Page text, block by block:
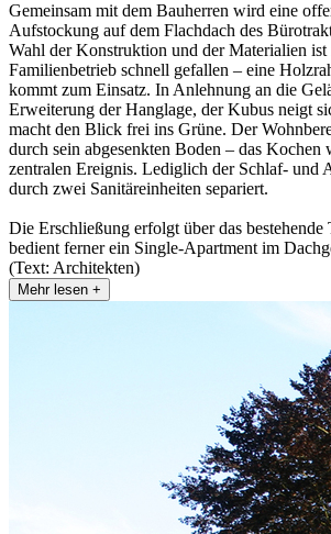
Gemeinsam mit dem Bauherren wird eine
Aufstockung auf dem Flachdach des
Wahl der Konstruktion und der Materialien
Familienbetrieb schnell gefallen – eine
kommt zum Einsatz. In Anlehnung an die
Erweiterung der Hanglage, der Kubus neigt
macht den Blick frei ins Grüne. Der
durch sein abgesenkten Boden – das Kochen
zentralen Ereignis. Lediglich der Schlaf- und
durch zwei Sanitäreinheiten separiert.
Die Erschließung erfolgt über das bestehende
bedient ferner ein Single-Apartment im
(Text: Architekten)
Mehr lesen +